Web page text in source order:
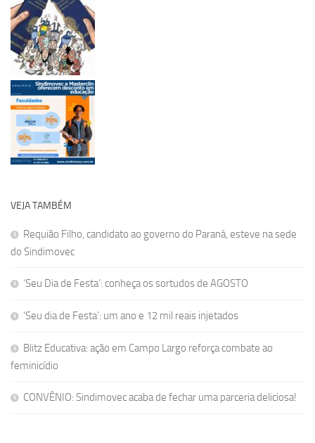
VEJA TAMBÉM
Requião Filho, candidato ao governo do Paraná, esteve na sede
do Sindimovec
‘Seu Dia de Festa’: conheça os sortudos de AGOSTO
‘Seu dia de Festa’: um ano e 12 mil reais injetados
Blitz Educativa: ação em Campo Largo reforça combate ao
feminicídio
CONVÊNIO: Sindimovec acaba de fechar uma parceria deliciosa!